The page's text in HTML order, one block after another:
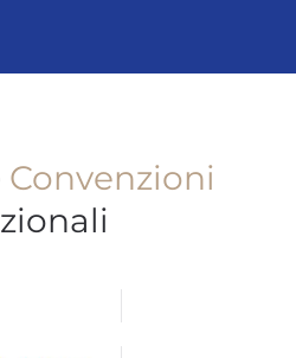
Convenzioni